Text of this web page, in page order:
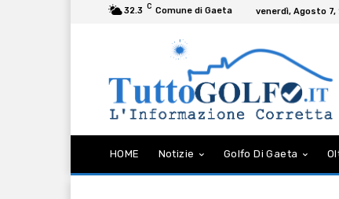
32.3 C Comune di Gaeta venerdì, Agosto 7,
HOME Notizie Golfo Di Gaeta